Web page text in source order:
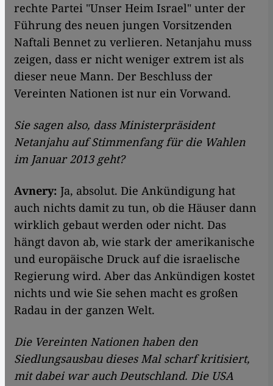
rechte Partei "Unser Heim Israel" unter der
Führung des neuen jungen Vorsitzenden
Naftali Bennet zu verlieren. Netanjahu muss
zeigen, dass er nicht weniger extrem ist als
dieser neue Mann. Der Beschluss der
Vereinten Nationen ist nur ein Vorwand.
Sie sagen also, dass Ministerpräsident
Netanjahu auf Stimmenfang für die Wahlen
im Januar 2013 geht?
Avnery: Ja, absolut. Die Ankündigung hat
auch nichts damit zu tun, ob die Häuser dann
wirklich gebaut werden oder nicht. Das
hängt davon ab, wie stark der amerikanische
und europäische Druck auf die israelische
Regierung wird. Aber das Ankündigen kostet
nichts und wie Sie sehen macht es großen
Radau in der ganzen Welt.
Die Vereinten Nationen haben den
Siedlungsausbau dieses Mal scharf kritisiert,
mit dabei war auch Deutschland. Die USA